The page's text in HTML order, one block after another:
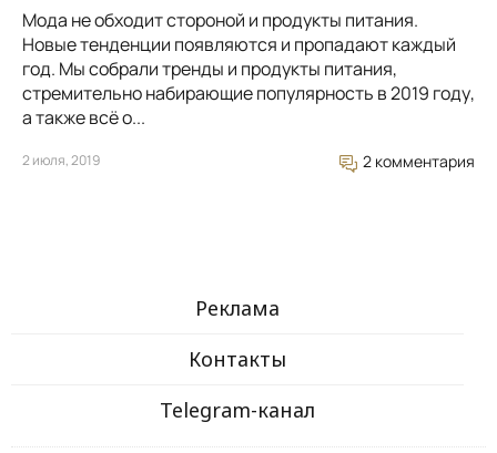
Мода не обходит стороной и продукты питания.
Новые тенденции появляются и пропадают каждый
год. Мы собрали тренды и продукты питания,
стремительно набирающие популярность в 2019 году,
а также всё о...
2 июля, 2019 2 комментария
Реклама
Контакты
Telegram-канал